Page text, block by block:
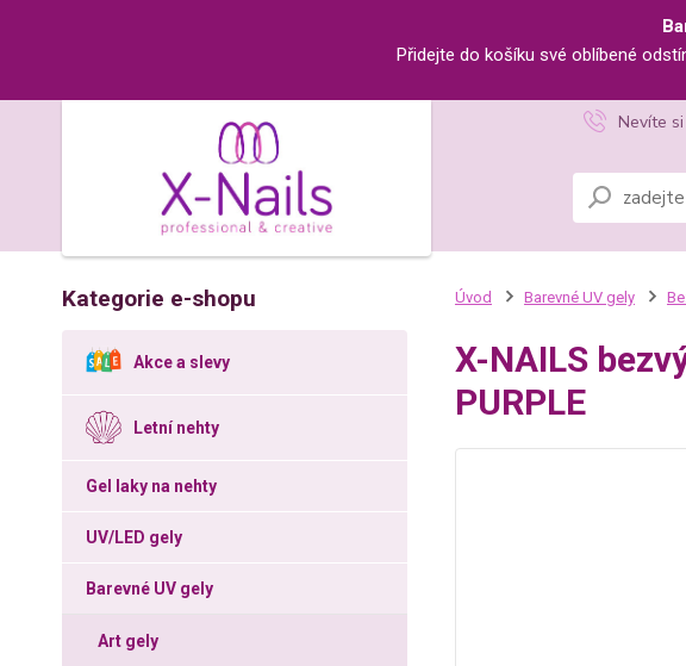
Přidejte do košíku své oblíbené
Nevíte
Kategorie e-shopu
Akce a slevy
Letní nehty
Gel laky na nehty
UV/LED gely
Barevné UV gely
Art gely
Úvod Barevné UV gely
X-NAILS
PURPLE